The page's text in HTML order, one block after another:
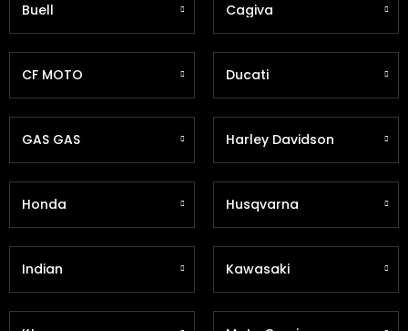
Buell Cagiva
CF MOTO Ducati
GAS GAS Harley Davidson
Honda Husqvarna
Indian Kawasaki